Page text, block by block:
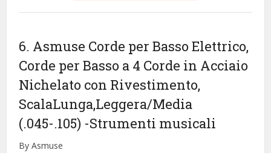
6. Asmuse Corde per Basso Elettrico,
Corde per Basso a 4 Corde in Acciaio
Nichelato con Rivestimento,
ScalaLunga,Leggera/Media
(.045-.105) -Strumenti musicali
By Asmuse